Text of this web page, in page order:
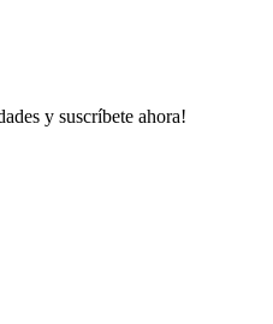
y suscríbete ahora!